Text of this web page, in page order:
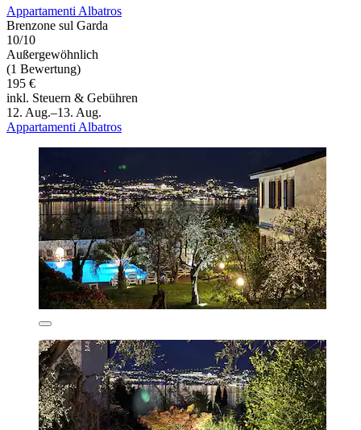
Appartamenti Albatros
Brenzone sul Garda
10/10
Außergewöhnlich
(1 Bewertung)
195 €
inkl. Steuern & Gebühren
12. Aug.–13. Aug.
Appartamenti Albatros